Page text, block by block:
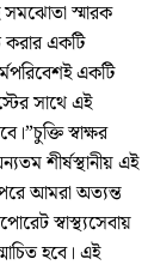
সমঝোতা স্মারক
করার একটি
একটি
সাথে এই
স্বাক্ষর
শীর্ষস্থানীয় এই
আমরা অত্যন্ত
স্বাস্থ্যসেবায়
হবে। এই